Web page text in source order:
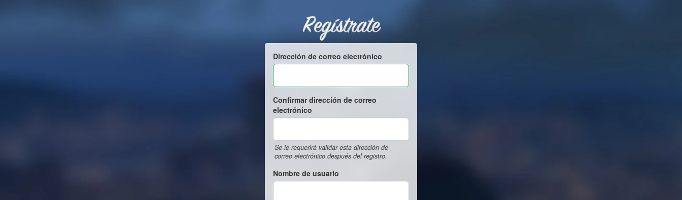
Regístrate
Dirección de correo electrónico
Confirmar dirección de correo
electrónico
Se le requerirá validar esta dirección de
correo electrónico después del registro.
Nombre de usuario